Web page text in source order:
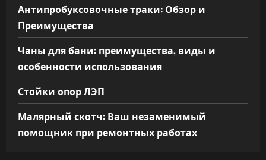
Антипробуксовочные траки: Обзор и
Преимущества
Чаны для бани: преимущества, виды и
особенности использования
Стойки опор ЛЭП
Малярный скотч: Ваш незаменимый
помощник при ремонтных работах